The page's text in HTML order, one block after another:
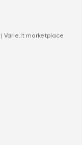
Varle.lt marketplace